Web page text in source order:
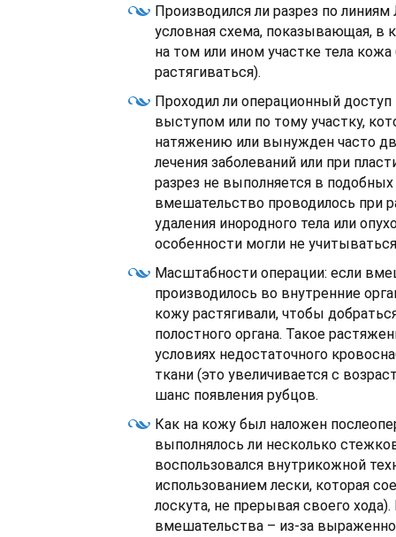
Производился ли разрез по линиям
условная схема, показывающая, в
на том или ином участке тела
растягиваться).
Проходил ли операционный
выступом или по тому участку,
натяжению или вынужден часто
лечения заболеваний или при
разрез не выполняется в
вмешательство проводилось при
удаления инородного тела или
особенности могли не
Масштабности операции: если
производилось во внутренние
кожу растягивали, чтобы
полостного органа. Такое
условиях недостаточного
ткани (это увеличивается с
шанс появления рубцов.
Как на кожу был наложен
выполнялось ли несколько
воспользовался внутрикожной
использованием лески, которая
лоскута, не прерывая своего
вмешательства – из-за